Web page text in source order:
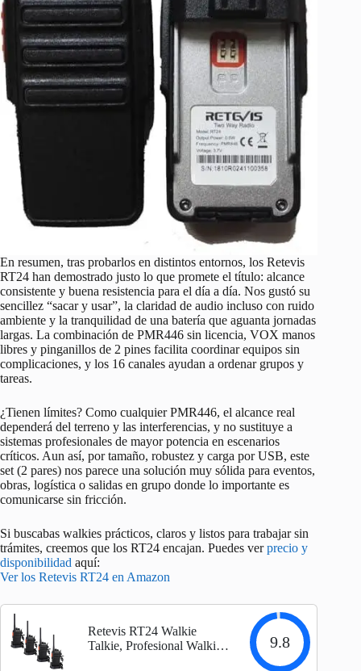
En resumen, tras probarlos en distintos entornos, los Retevis
RT24 han demostrado justo lo que promete el título: alcance
consistente y buena resistencia para el día a día. Nos gustó su
sencillez “sacar y usar”, la claridad de audio incluso con ruido
ambiente y la tranquilidad de una batería que aguanta jornadas
largas. La combinación de PMR446 sin licencia, VOX manos
libres y pinganillos de 2 pines facilita coordinar equipos sin
complicaciones, y los 16 canales ayudan a ordenar grupos y
tareas.
¿Tienen límites? Como cualquier PMR446, el alcance real
dependerá del terreno y las interferencias, y no sustituye a
sistemas profesionales de mayor potencia en escenarios
críticos. Aun así, por tamaño, robustez y carga por USB, este
set (2 pares) nos parece una solución muy sólida para eventos,
obras, logística o salidas en grupo donde lo importante es
comunicarse sin fricción.
Si buscabas walkies prácticos, claros y listos para trabajar sin
trámites, creemos que los RT24 encajan. Puedes verprecio y
disponibilidad aquí:
Ver los Retevis RT24 en Amazon
Retevis RT24 Walkie
Talkie, Profesional Walkie-
9.8